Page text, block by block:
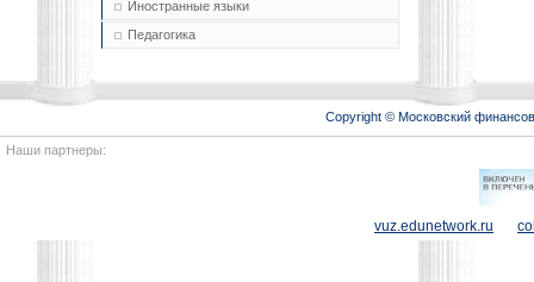
Иностранные языки
Педагогика
Copyright © Московский
Наши партнеры:
vuz.edunetwork.ru